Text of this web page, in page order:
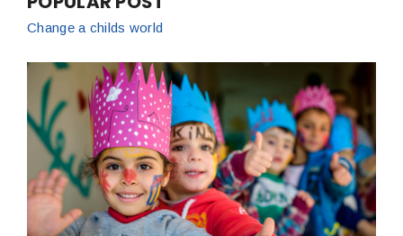
Change a childs world